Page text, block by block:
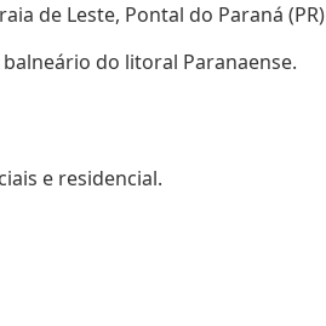
de Leste, Pontal do Paraná (PR)
do litoral Paranaense.
e residencial.